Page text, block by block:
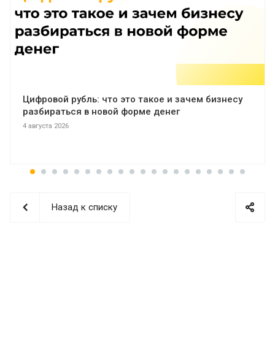
Цифровой рубль: что это такое и зачем бизнесу
разбираться в новой форме денег
4 августа 2026
Назад к списку